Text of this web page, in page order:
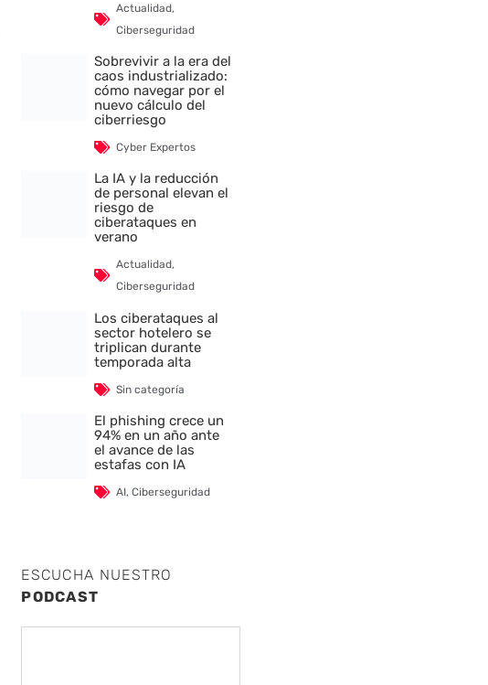
Actualidad,
Ciberseguridad
Sobrevivir a la era del
caos industrializado:
cómo navegar por el
nuevo cálculo del
ciberriesgo
Cyber Expertos
La IA y la reducción
de personal elevan el
riesgo de
ciberataques en
verano
Actualidad,
Ciberseguridad
Los ciberataques al
sector hotelero se
triplican durante
temporada alta
Sin categoría
El phishing crece un
94% en un año ante
el avance de las
estafas con IA
AI,Ciberseguridad
ESCUCHA NUESTRO
PODCAST